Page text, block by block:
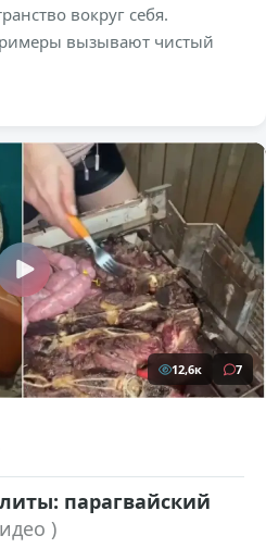
вокруг себя.
вызывают чистый
12,6к 7
парагвайский
)